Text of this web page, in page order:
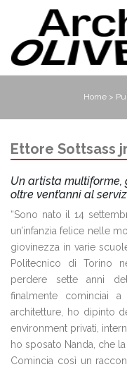
Home >
Ettore Sottsass jr
Un artista multiforme,
oltre vent’anni al
“Sono nato il 14
un’infanzia felice nelle
giovinezza in varie
Politecnico di Torino
perdere sette anni
finalmente cominciai
architetture, ho dipinto
environment privati,
ho sposato Nanda, che
Comincia così un